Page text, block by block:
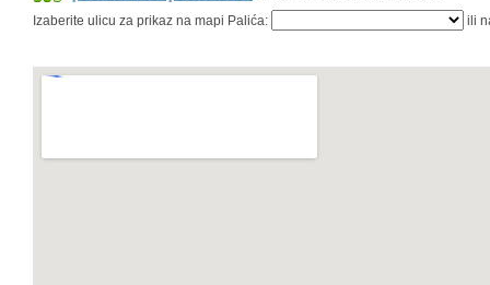
Izaberite ulicu za prikaz na mapi Palića:
ili